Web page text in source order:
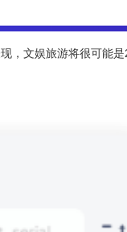
，文娱旅游将很可能